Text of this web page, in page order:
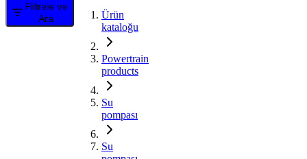
Filtrele ve
Ara
Ürün
kataloğu
Powertrain
products
Su
pompası
Su